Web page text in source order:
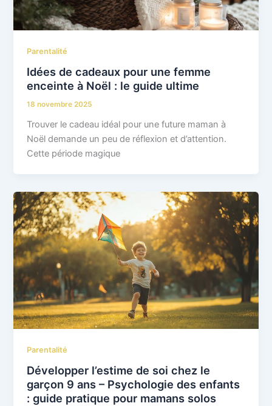
Parentalité
Idées de cadeaux pour une femme
enceinte à Noël : le guide ultime
18 novembre 2025
Trouver le cadeau idéal pour une future maman à
Noël demande un peu de réflexion et d’attention.
Cette période magique
Parentalité
Développer l’estime de soi chez le
garçon 9 ans – Psychologie des enfants
: guide pratique pour mamans solos